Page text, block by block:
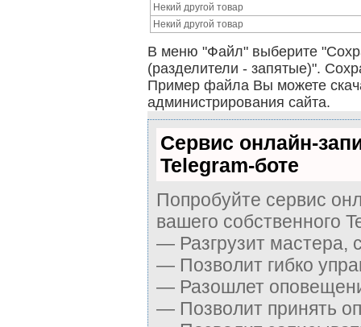
Некий другой товар
Некий другой товар
В меню "Файл" выберите
(разделители - запятые)".
Пример файла Вы можете
администрирования сайта.
Сервис онлайн-
Telegram-боте
Попробуйте сервис
вашего собственного
— Разгрузит мастера,
— Позволит гибко
— Разошлет
— Позволит принять